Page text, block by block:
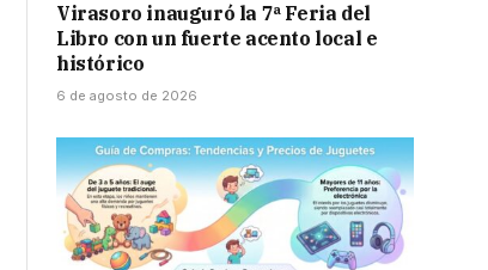
Virasoro inauguró la 7ª Feria del
Libro con un fuerte acento local e
histórico
6 de agosto de 2026